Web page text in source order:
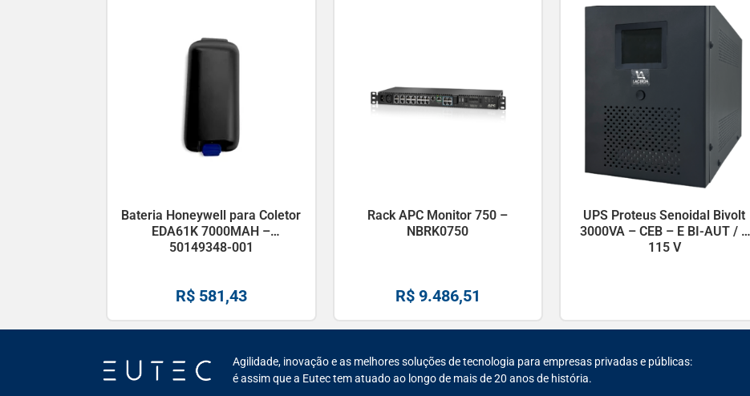
Bateria Honeywell para Coletor
EDA61K 7000MAH –
50149348-001
R$581,43
Rack APC Monitor 750 –
NBRK0750
R$9.486,51
UPS Proteus Senoidal Bivolt
3000VA – CEB – E BI-AUT / S
115 V
Agilidade, inovação e as melhores soluções de tecnologia para empresas privadas e públicas:
é assim que a Eutec tem atuado ao longo de mais de 20 anos de história.